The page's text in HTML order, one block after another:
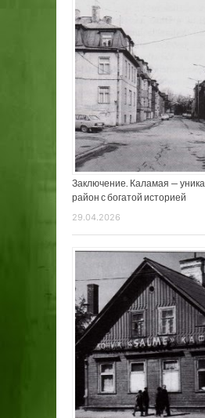
Заключение. Каламая —
район с богатой историей
29.04.2026